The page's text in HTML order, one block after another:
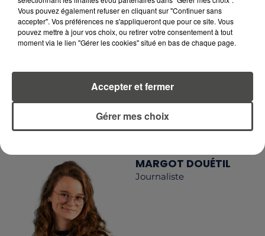
DIMITRI COUTAND
Journaliste
MARGOT DOUÉTIL
Journaliste
Vous pouvez également refuser en cliquant sur "Continuer sans
accepter". Vos préférences ne s'appliqueront que pour ce site. Vous
pouvez mettre à jour vos choix, ou retirer votre consentement à tout
moment via le lien "Gérer les cookies" situé en bas de chaque page.
Gérer mes choix
Accepter et fermer